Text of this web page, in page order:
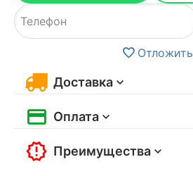
Отложить
Доставка
Оплата
Преимущества